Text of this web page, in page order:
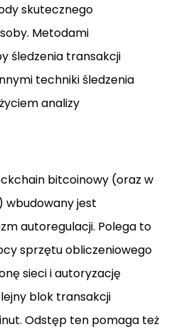
skutecznego
Metodami
śledzenia transakcji
techniki śledzenia
analizy
bitcoinowy (oraz w
wbudowany jest
autoregulacji. Polega to
sprzętu obliczeniowego
sieci i autoryzację
blok transakcji
Odstęp ten pomaga też